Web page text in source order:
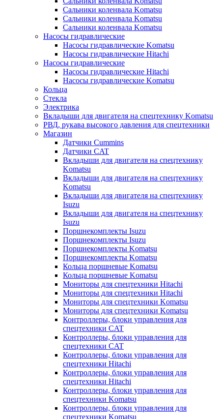
Сальники коленвала Komatsu
Сальники коленвала Komatsu
Сальники коленвала Komatsu
Насосы гидравлические
Насосы гидравлические Komatsu
Насосы гидравлические Hitachi
Насосы гидравлические
Насосы гидравлические Hitachi
Насосы гидравлические Komatsu
Кольца
Стекла
Электрика
Вкладыши для двигателя на спецтехнику Komatsu
РВД, рукава высокого давления для спецтехники
Магазин
Датчики Cummins
Датчики CAT
Вкладыши для двигателя на спецтехнику
Komatsu
Вкладыши для двигателя на спецтехнику
Komatsu
Вкладыши для двигателя на спецтехнику
Isuzu
Вкладыши для двигателя на спецтехнику
Isuzu
Поршнекомплекты Isuzu
Поршнекомплекты Isuzu
Поршнекомплекты Komatsu
Поршнекомплекты Komatsu
Кольца поршневые Komatsu
Кольца поршневые Komatsu
Мониторы для спецтехники Hitachi
Мониторы для спецтехники Hitachi
Мониторы для спецтехники Komatsu
Мониторы для спецтехники Komatsu
Контроллеры, блоки управления для
спецтехники CAT
Контроллеры, блоки управления для
спецтехники CAT
Контроллеры, блоки управления для
спецтехники Hitachi
Контроллеры, блоки управления для
спецтехники Hitachi
Контроллеры, блоки управления для
спецтехники Komatsu
Контроллеры, блоки управления для
спецтехники Komatsu